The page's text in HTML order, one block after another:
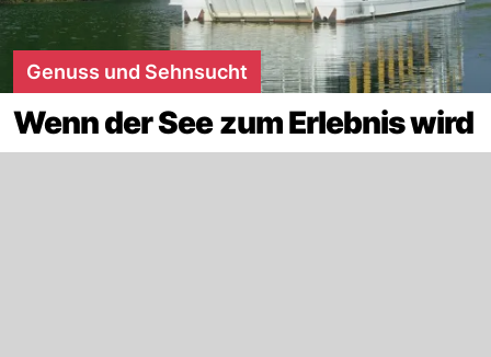
Genuss und Sehnsucht
Wenn der See zum Erlebnis wird